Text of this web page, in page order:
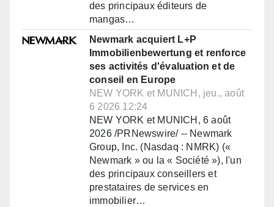
des principaux éditeurs de
mangas…
Newmark acquiert L+P
Immobilienbewertung et renforce
ses activités d'évaluation et de
conseil en Europe
NEW YORK et MUNICH, jeu., août
6 2026 12:24
NEW YORK et MUNICH, 6 août
2026 /PRNewswire/ -- Newmark
Group, Inc. (Nasdaq : NMRK) («
Newmark » ou la « Société »), l'un
des principaux conseillers et
prestataires de services en
immobilier…